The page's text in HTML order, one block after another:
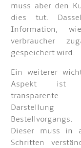
muss aber den
dies tut.
Information,
verbraucher
gespeichert wird.
Ein weiterer
Aspekt ist
transparente
Darstellung
Bestellvorgangs.
Dieser muss in
Schritten